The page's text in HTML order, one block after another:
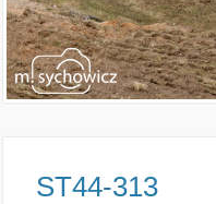
ST44-313